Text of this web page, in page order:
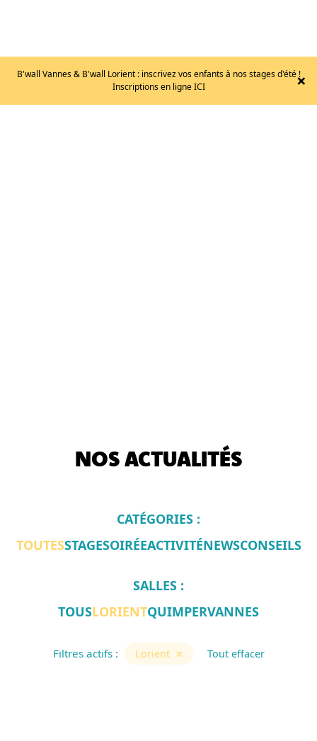
B'wall Vannes & B'wall Lorient : inscrivez vos enfants à nos stages d'été !
Inscriptions en ligne ICI
×
NOS ACTUALITÉS
CATÉGORIES :
TOUTESSTAGESOIRÉEACTIVITÉNEWSCONSEILS
SALLES :
TOUSLORIENTQUIMPERVANNES
Filtres actifs : Lorient × Tout effacer